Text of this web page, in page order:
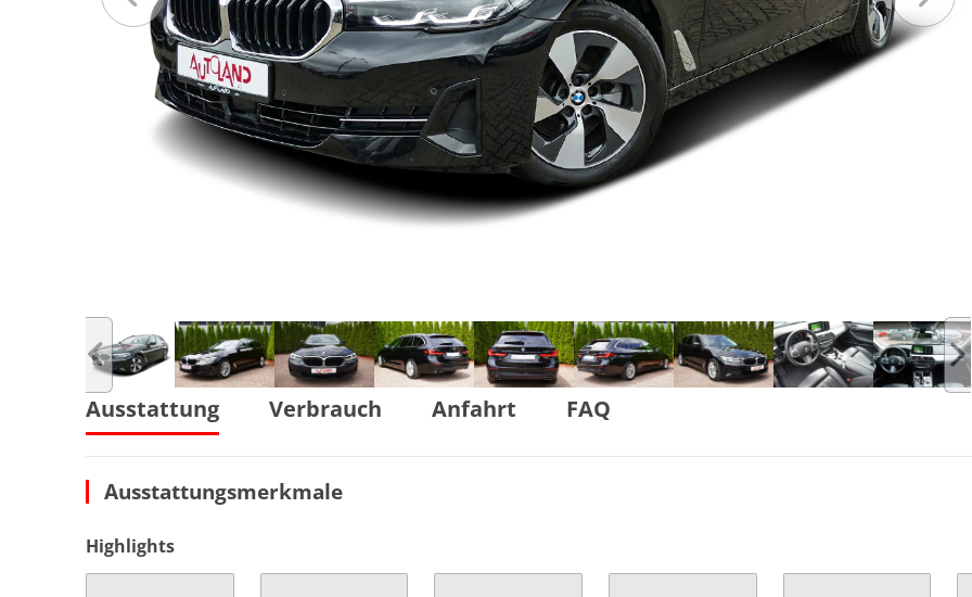
Ausstattung Verbrauch Anfahrt FAQ
Ausstattungsmerkmale
Highlights